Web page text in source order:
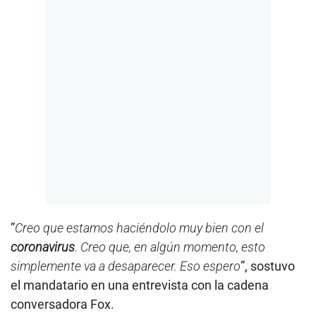
”Creo que estamos haciéndolo muy bien con el
coronavirus. Creo que, en algún momento, esto
simplemente va a desaparecer. Eso espero”, sostuvo
el mandatario en una entrevista con la cadena
conversadora Fox.